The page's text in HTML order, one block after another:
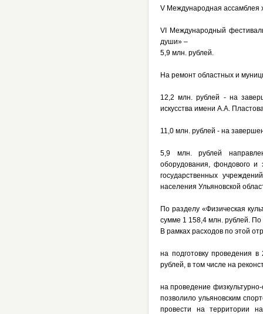
V Международная ассамблея
VI Международный
души» –
5,9 млн. рублей.
На ремонт областных и
12,2 млн. рублей - на
искусства имени А.А.
11,0 млн. рублей - на
5,9 млн. рублей
оборудования, фондового и
государственных
населения Ульяновской
По разделу «Физическая
сумме 1 158,4 млн. рублей.
В рамках расходов по этой
на подготовку проведения
рублей, в том числе на
на проведение
позволило ульяновским
провести на территории